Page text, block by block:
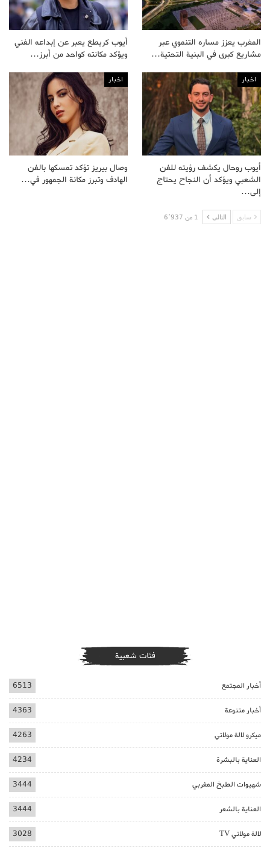
المغرب يعزز مساره التنموي عبر
مشاريع كبرى في البنية التحتية…
أيوب كريطع يعبر عن إبداعه الفني
ويؤكد مكانته كواحد من أبرز…
اخبار
أيوب روحال يكشف رؤيته للفن
الشعبي ويؤكد أن النجاح يحتاج
إلى…
اخبار
وصال بيريز تؤكد تمسكها بالفن
الهادف وتبرز مكانة الجمهور في…
سابق التالى 1 من 6٬937
فئات شعبية
أخبار المجتمع 6513
أخبار متنوعة 4363
ميكرو لالة مولاتي 4263
العناية بالبشرة 4234
شهيوات الطبخ المغربي 3444
العناية بالشعر 3444
لالة مولاتي TV 3028